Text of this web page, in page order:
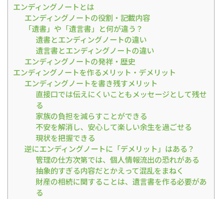
エンディングノートとは
エンディングノートの役割・記載内容
「遺書」や「遺言書」と何が違う？
遺書とエンディングノートの違い
遺言書とエンディングノートの違い
エンディングノートの発祥・歴史
エンディングノートを作るメリット・デメリット
エンディングノートを書き残すメリット
直接口では伝えにくいこともメッセージとして残せ
る
家族の負担を減らすことができる
不安を解消し、安心して楽しい余生を過ごせる
現状を把握できる
逆にエンディングノートに「デメリット」はある？
管理の仕方次第では、個人情報流出の恐れがある
抽象的すぎる内容だとかえって混乱をまねく
財産の相続に関することは、遺言書を作る必要があ
る